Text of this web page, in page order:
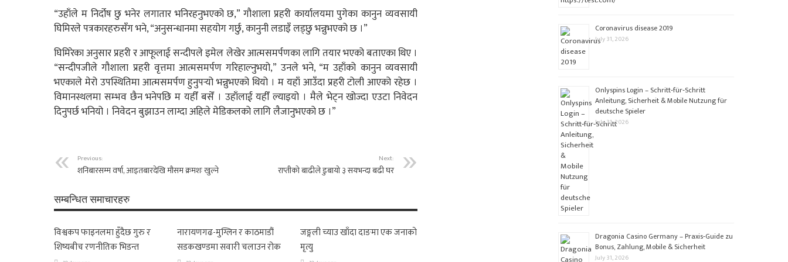
“उहाँले म निर्दोष छु भनेर लगातार भनिरहनुभएको छ,” गौशाला प्रहरी कार्यालयमा पुगेका कानुन व्यवसायी
घिमिरले पत्रकारहरुसँग भने, “अनुसन्धानमा सहयोग गर्छु, कानुनी लडाइँ लड्छु भन्नुभएको छ ।”
घिमिरेका अनुसार प्रहरी र आफूलाई सन्दीपले इमेल लेखेर आत्मसमर्पणका लागि तयार भएको बताएका थिए ।
“सन्दीपजीले गौशाला प्रहरी वृत्तमा आत्मसमर्पण गरिहाल्नुभयो,” उनले भने, “म उहाँको कानुन व्यवसायी
भएकाले मेरो उपस्थितिमा आत्मसमर्पण हुनुपर्‍यो भन्नुभएको थियो । म यहाँ आउँदा प्रहरी टोली आएको रहेछ ।
विमानस्थलमा सम्भव छैन भनेपछि म यहीँ बसेँ । उहाँलाई यहीँ ल्याइयो । मैले भेट्न खोज्दा एउटा निवेदन
दिनुपर्छ भनियो । निवेदन बुझाउन लाग्दा अहिले मेडिकलको लागि लैजानुभएको छ ।”
Previous:
शनिबारसम्म वर्षा, आइतबारदेखि मौसम क्रमशः खुल्ने
Next:
राप्तीको बाढीले डुबायो ३ सयभन्दा बढी घर
सम्बन्धित समाचारहरु
विश्वकप फाइनलमा हुँदैछ गुरु र
शिष्यबीच रणनीतिक भिडन्त
नारायणगढ-मुग्लिन र काठमाडौं
सडकखण्डमा सवारी चलाउन रोक
जङ्गली च्याउ खाँदा दाङमा एक जनाको
मृत्यु
Coronavirus disease 2019
July 31, 2026
Onlyspins Login – Schritt‑für‑Schritt
Anleitung, Sicherheit & Mobile Nutzung für
deutsche Spieler
July 31, 2026
Dragonia Casino Germany – Praxis‑Guide zu
Bonus, Zahlung, Mobile & Sicherheit
July 31, 2026